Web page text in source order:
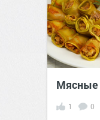
Мясные
1 0